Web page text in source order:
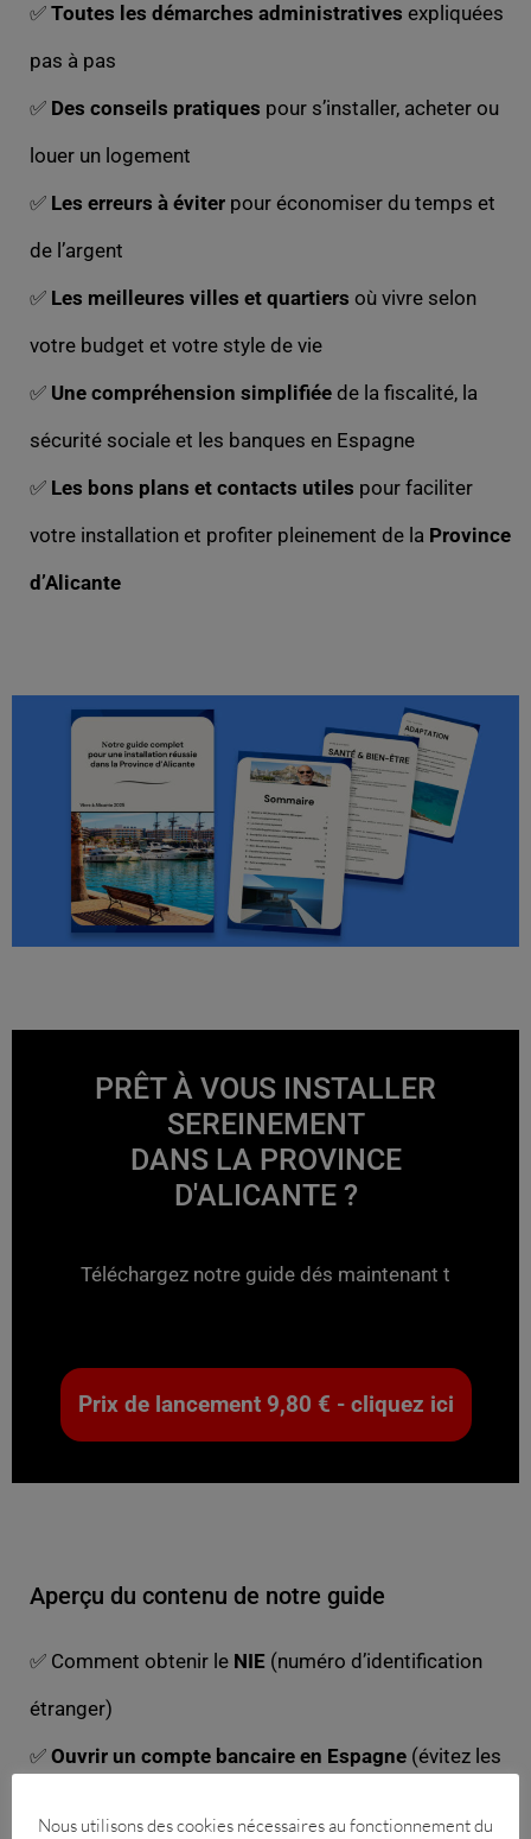
✅ Toutes les démarches administratives expliquées
pas à pas
✅ Des conseils pratiques pour s’installer, acheter ou
louer un logement
✅ Les erreurs à éviter pour économiser du temps et
de l’argent
✅ Les meilleures villes et quartiers où vivre selon
votre budget et votre style de vie
✅ Une compréhension simplifiée de la fiscalité, la
sécurité sociale et les banques en Espagne
✅ Les bons plans et contacts utiles pour faciliter
votre installation et profiter pleinement de la Province
d’Alicante
PRÊT À VOUS INSTALLER
SEREINEMENT
DANS LA PROVINCE
D'ALICANTE ?
Téléchargez notre guide dés maintenant t
Prix de lancement 9,80 € - cliquez ici
Aperçu du contenu de notre guide
✅ Comment obtenir le NIE (numéro d’identification
étranger)
✅ Ouvrir un compte bancaire en Espagne (évitez les
Nous utilisons des cookies nécessaires au fonctionnement du